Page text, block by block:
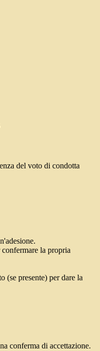
del voto di condotta
la propria
(se presente) per dare la
conferma di accettazione.